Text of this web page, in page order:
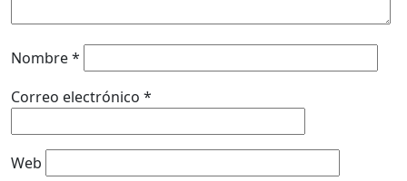
Nombre*
Correo electrónico *
Web